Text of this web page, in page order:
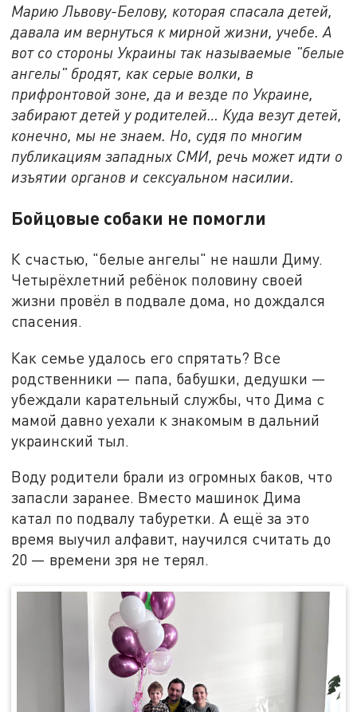
Марию Львову-Белову, которая спасала детей,
давала им вернуться к мирной жизни, учебе. А
вот со стороны Украины так называемые "белые
ангелы" бродят, как серые волки, в
прифронтовой зоне, да и везде по Украине,
забирают детей у родителей… Куда везут детей,
конечно, мы не знаем. Но, судя по многим
публикациям западных СМИ, речь может идти о
изъятии органов и сексуальном насилии.
Бойцовые собаки не помогли
К счастью, "белые ангелы" не нашли Диму.
Четырёхлетний ребёнок половину своей
жизни провёл в подвале дома, но дождался
спасения.
Как семье удалось его спрятать? Все
родственники — папа, бабушки, дедушки —
убеждали карательный службы, что Дима с
мамой давно уехали к знакомым в дальний
украинский тыл.
Воду родители брали из огромных баков, что
запасли заранее. Вместо машинок Дима
катал по подвалу табуретки. А ещё за это
время выучил алфавит, научился считать до
20 — времени зря не терял.